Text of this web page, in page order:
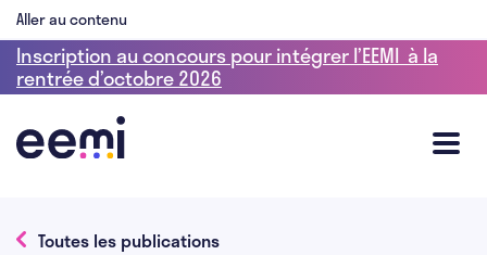
Aller au contenu
Inscription au concours pour intégrer l’EEMI à la
rentrée d’octobre 2026
Toutes les publications